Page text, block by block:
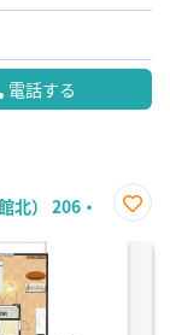
電話する
北） 206・
に入